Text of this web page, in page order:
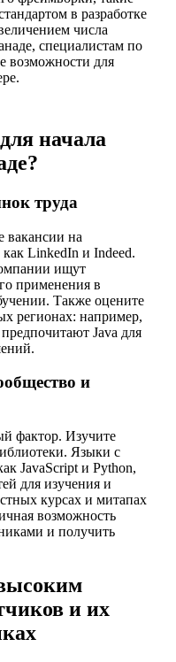
в разработке
числа
специалистам по
возможности для
начала
труда
вакансии на
LinkedIn и Indeed.
ищут
применения в
Также оцените
регионах: например,
Java для
и
фактор. Изучите
Языки с
JavaScript и Python,
для изучения и
курсах и митапах
возможность
и получить
и их